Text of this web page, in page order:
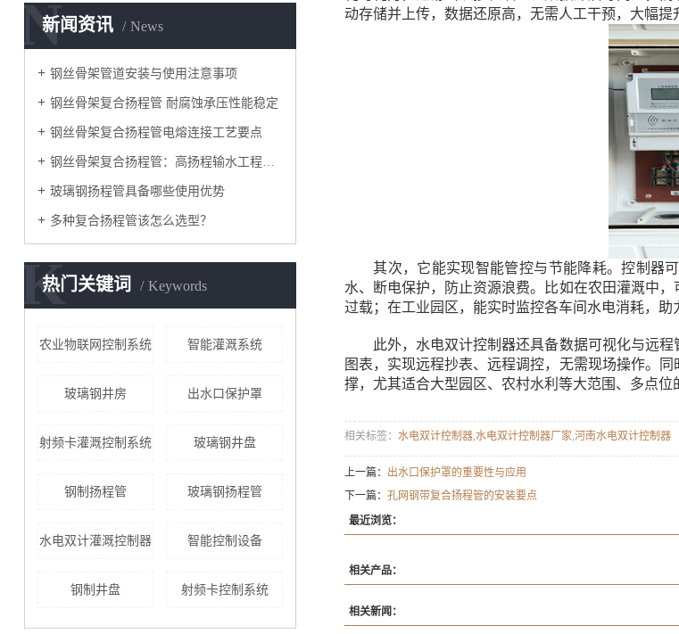
新闻资讯 News
N
钢丝骨架管道安装与使用注意事项
钢丝骨架复合扬程管 耐腐蚀承压性能稳定
钢丝骨架复合扬程管电熔连接工艺要点
钢丝骨架复合扬程管：高扬程输水工程的优选管材
玻璃钢扬程管具备哪些使用优势
多种复合扬程管该怎么选型？
热门关键词 Keywords
K
农业物联网控制系统 智能灌溉系统
玻璃钢井房 出水口保护罩
射频卡灌溉控制系统 玻璃钢井盘
钢制扬程管 玻璃钢扬程管
水电双计灌溉控制器 智能控制设备
钢制井盘 射频卡控制系统
动存储并上传，数据还原高，无需人工干预，大幅提
其次，它能实现智能管控与节能降耗。控制器可
水、断电保护，防止资源浪费。比如在农田灌溉中
过载；在工业园区，能实时监控各车间水电消耗，助
此外，水电双计控制器还具备数据可视化与远程
图表，实现远程抄表、远程调控，无需现场操作。
撑，尤其适合大型园区、农村水利等大范围、多点位
相关标签： 水电双计控制器,水电双计控制器厂家,河南水电双计控制器
上一篇： 出水口保护罩的重要性与应用
下一篇： 孔网钢带复合扬程管的安装要点
最近浏览：
相关产品：
相关新闻：